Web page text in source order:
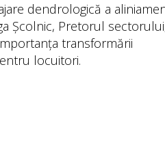
dendrologică a
Școlnic, Pretorul
transformării
locuitori.